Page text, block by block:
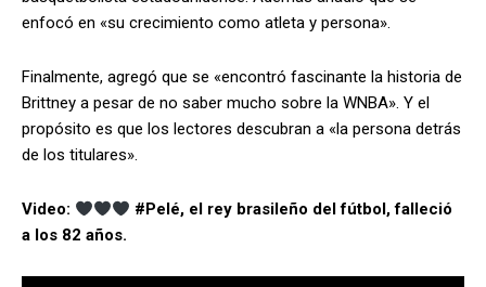
enfocó en «su crecimiento como atleta y persona».
Finalmente, agregó que se «encontró fascinante la historia de
Brittney a pesar de no saber mucho sobre la WNBA». Y el
propósito es que los lectores descubran a «la persona detrás
de los titulares».
Video:
#Pelé, el rey brasileño del fútbol, falleció
a los 82 años.